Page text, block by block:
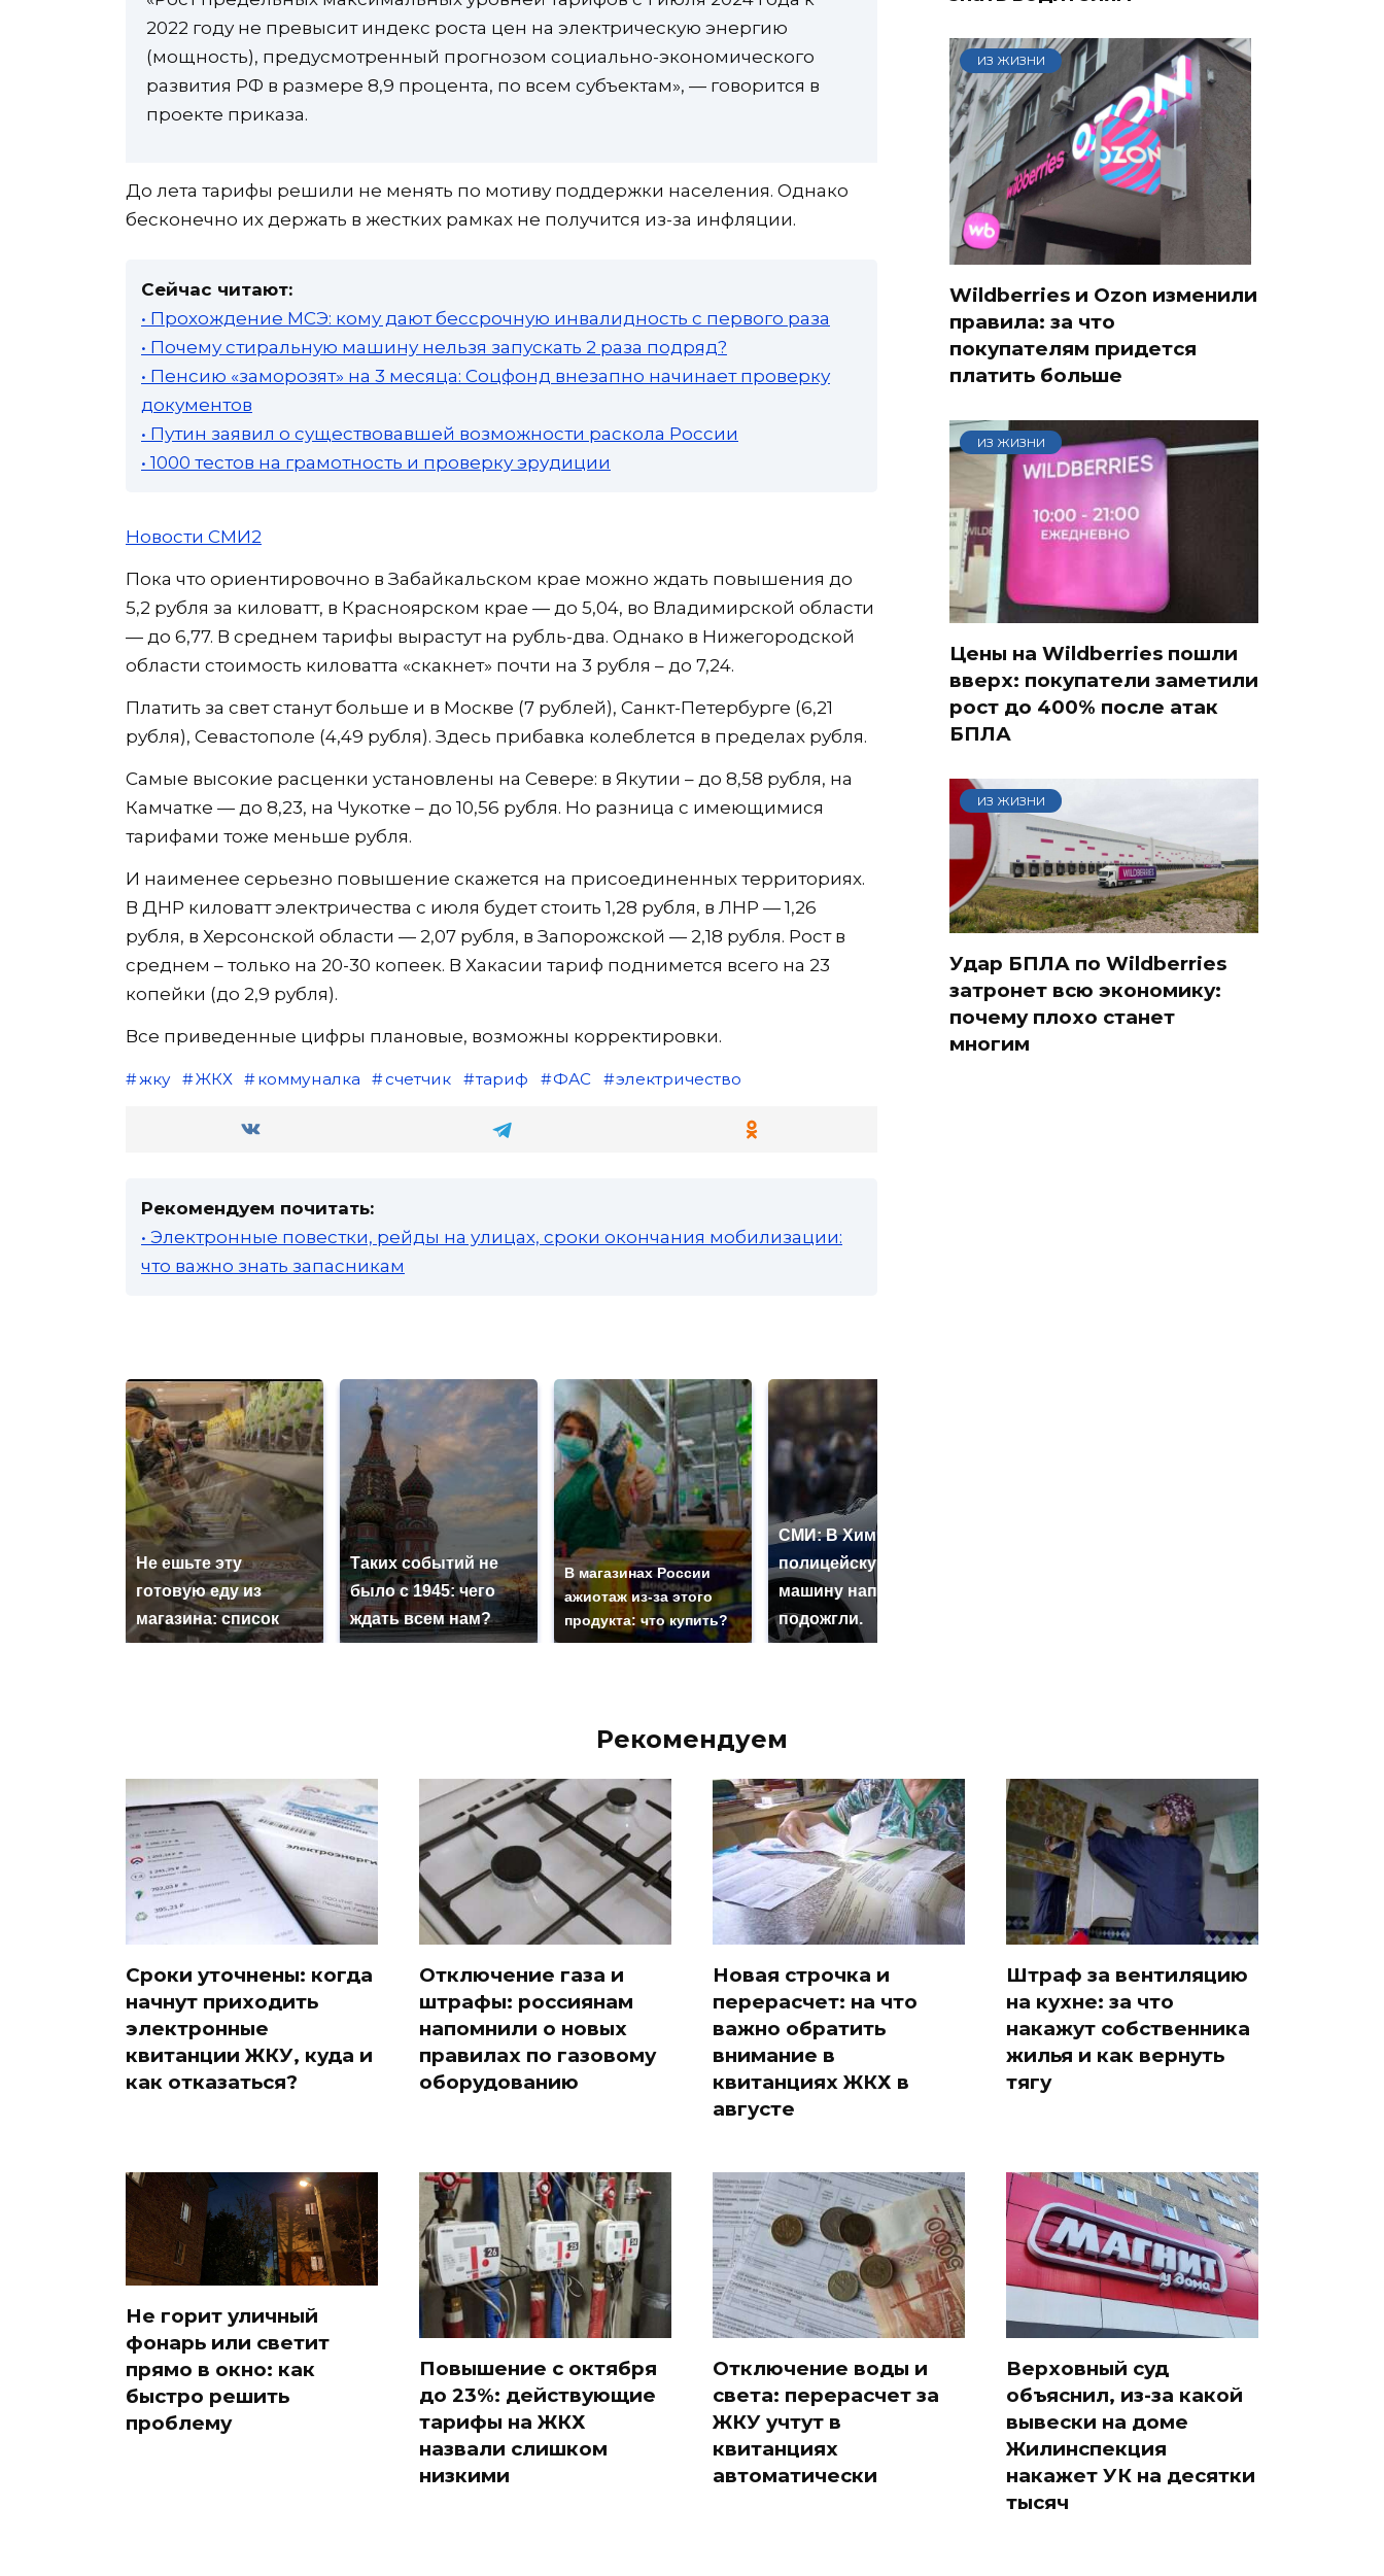
2022 году не превысит индекс роста цен на электрическую энергию
(мощность), предусмотренный прогнозом социально-экономического
развития РФ в размере 8,9 процента, по всем субъектам», — говорится в
проекте приказа.
До лета тарифы решили не менять по мотиву поддержки населения. Однако
бесконечно их держать в жестких рамках не получится из-за инфляции.
Сейчас читают:
• Прохождение МСЭ: кому дают бессрочную инвалидность с первого раза
• Почему стиральную машину нельзя запускать 2 раза подряд?
• Пенсию «заморозят» на 3 месяца: Соцфонд внезапно начинает проверку
документов
• Путин заявил о существовавшей возможности раскола России
• 1000 тестов на грамотность и проверку эрудиции
Новости СМИ2
Пока что ориентировочно в Забайкальском крае можно ждать повышения до
5,2 рубля за киловатт, в Красноярском крае — до 5,04, во Владимирской области
— до 6,77. В среднем тарифы вырастут на рубль-два. Однако в Нижегородской
области стоимость киловатта «скакнет» почти на 3 рубля – до 7,24.
Платить за свет станут больше и в Москве (7 рублей), Санкт-Петербурге (6,21
рубля), Севастополе (4,49 рубля). Здесь прибавка колеблется в пределах рубля.
Самые высокие расценки установлены на Севере: в Якутии – до 8,58 рубля, на
Камчатке — до 8,23, на Чукотке – до 10,56 рубля. Но разница с имеющимися
тарифами тоже меньше рубля.
И наименее серьезно повышение скажется на присоединенных территориях.
В ДНР киловатт электричества с июля будет стоить 1,28 рубля, в ЛНР — 1,26
рубля, в Херсонской области — 2,07 рубля, в Запорожской — 2,18 рубля. Рост в
среднем – только на 20-30 копеек. В Хакасии тариф поднимется всего на 23
копейки (до 2,9 рубля).
Все приведенные цифры плановые, возможны корректировки.
жку ЖКХ коммуналка счетчик тариф ФАС электричество
Рекомендуем почитать:
• Электронные повестки, рейды на улицах, сроки окончания мобилизации:
что важно знать запасникам
Не ешьте эту
готовую еду из
магазина: список
Таких событий не
было с 1945: чего
ждать всем нам?
В магазинах России
ажиотаж из-за этого
продукта: что купить?
СМИ: В Химках на
полицейскую
машину напали и
подожгли.
ИЗ ЖИЗНИ
Wildberries и Ozon изменили
правила: за что
покупателям придется
платить больше
ИЗ ЖИЗНИ
Цены на Wildberries пошли
вверх: покупатели заметили
рост до 400% после атак
БПЛА
ИЗ ЖИЗНИ
Удар БПЛА по Wildberries
затронет всю экономику:
почему плохо станет
многим
Рекомендуем
Сроки уточнены: когда
начнут приходить
электронные
квитанции ЖКУ, куда и
как отказаться?
Отключение газа и
штрафы: россиянам
напомнили о новых
правилах по газовому
оборудованию
Новая строчка и
перерасчет: на что
важно обратить
внимание в
квитанциях ЖКХ в
августе
Штраф за вентиляцию
на кухне: за что
накажут собственника
жилья и как вернуть
тягу
Не горит уличный
фонарь или светит
прямо в окно: как
быстро решить
проблему
Повышение с октября
до 23%: действующие
тарифы на ЖКХ
назвали слишком
низкими
Отключение воды и
света: перерасчет за
ЖКУ учтут в
квитанциях
автоматически
Верховный суд
объяснил, из-за какой
вывески на доме
Жилинспекция
накажет УК на десятки
тысяч